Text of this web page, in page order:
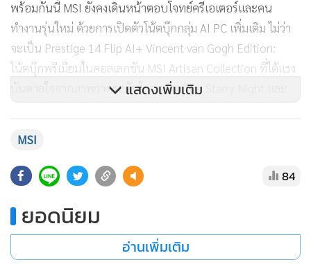
ส่วน Titan 18 HX Dragon Edition Draco Epic โน้ตบุ๊กเกมมิ่ง
ระดับ Desktop Replacement ขนาด 18 นิ้ว ที่ได้รับแรงบันดาล
ใจจากกลุ่มดาว Draco (กลุ่มดาวมังกร) ตัวเครื่องผ่านเทคนิคการ
แกะสลักโลหะอันประณีตและกระบวนการอะโนไดซ์เพื่อความ
ทนทานและมิติแสงเงาที่งดงาม
Titan 18 HX มากับหน้าจอ Mini LED 4K อัตรารีเฟรช 240Hz,
Haptic RGB และระบบระบายความร้อน Vapor Chamber ขั้นสูง
สเปกอัดแน่นด้วยชิปประมวลผล Intel Core Ultra 9 290HX
Plus คู่กับกราฟิกการ์ดแห่งอนาคต NVIDIA GeForce RTX
แสดงเพิ่มเติม
MSI
84